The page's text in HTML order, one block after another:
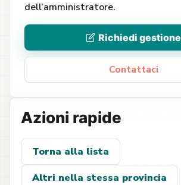
dell’amministratore.
Richiedi gestione
Contattaci
Azioni rapide
Torna alla lista
Altri nella stessa provincia